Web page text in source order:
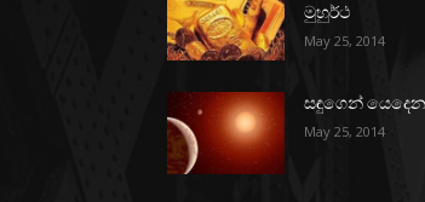
මුහුර්ථ
May 25, 2014
සඳුගෙන් යෙදෙන
May 25, 2014